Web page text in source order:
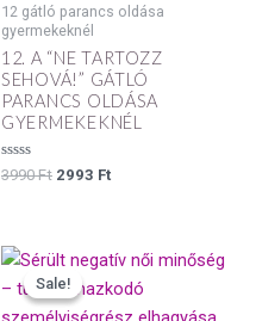
12 gátló parancs oldása
gyermekeknél
12. A “NE TARTOZZ
SEHOVÁ!” GÁTLÓ
PARANCS OLDÁSA
GYERMEKEKNÉL
Értékelés:
3990Ft 2993 Ft
Sale!
Sale!
Original
price
was:
5990 Ft.
Current
is:
4493 Ft.